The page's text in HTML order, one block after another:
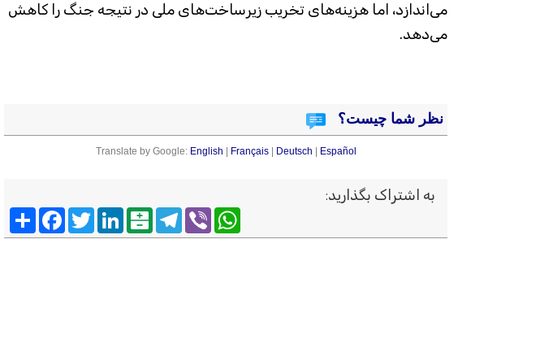
می‌اندازد، اما هزینه‌های تخریب زیرساخت‌های ملی در نتیجه جنگ را کاهش
می‌دهد.
نظر شما چیست؟
Translate by Google: English Français| Deutsch Español
به اشتراک بگذارید:
اشتراک
FacebookTwitter
LinkedInBalatarin
TelegramViber
WhatsApp